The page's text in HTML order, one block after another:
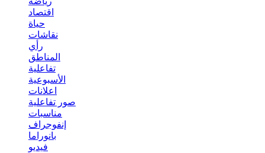
اقتصاد
حياة
نقاشات
رأي
المناطق
تفاعلية
الأسبوعية
اعلانات
صور تفاعلية
مناسبات
إنفوجراف
بانوراما
فيديو